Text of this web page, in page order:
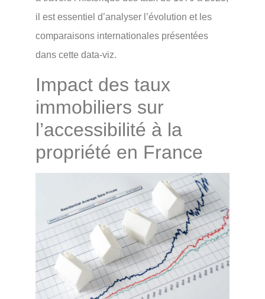
il est essentiel d’analyser l’évolution et les
comparaisons internationales présentées
dans cette data-viz.
Impact des taux
immobiliers sur
l’accessibilité à la
propriété en France